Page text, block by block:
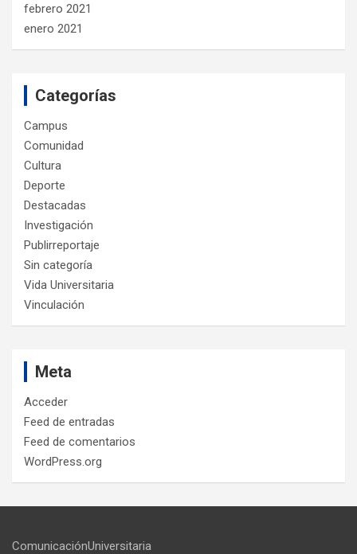
febrero 2021
enero 2021
Categorías
Campus
Comunidad
Cultura
Deporte
Destacadas
Investigación
Publirreportaje
Sin categoría
Vida Universitaria
Vinculación
Meta
Acceder
Feed de entradas
Feed de comentarios
WordPress.org
ComunicaciónUniversitaria